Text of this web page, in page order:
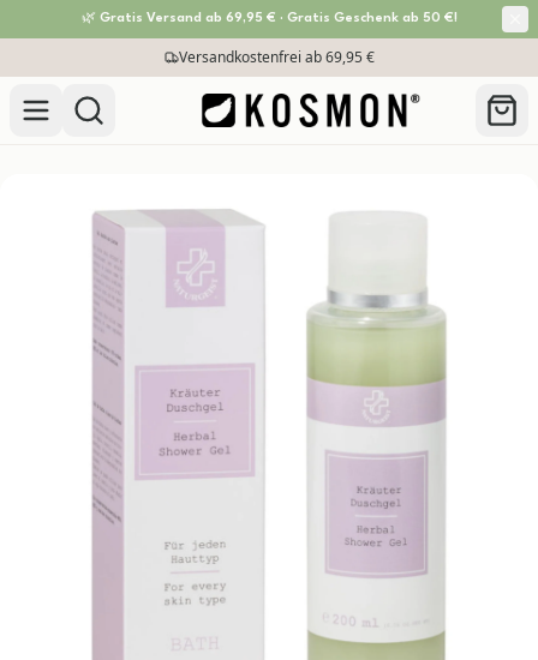
🌿 Gratis Versand ab 69,95 € · Gratis Geschenk ab 50 €!
Zum Inhalt springen30 Tage Rückgabe-Garantie